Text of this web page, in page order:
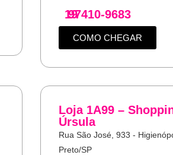
19
97410-9683
COMO CHEGAR
Loja 1A99 –
Úrsula
Rua São José, 933 -
Preto/SP